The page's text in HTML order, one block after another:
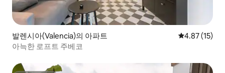
발렌시아(Valencia)의 아파트 평점 4.87점
4.87 (15)
아늑한 로프트 주베코